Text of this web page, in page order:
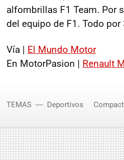
alfombrillas F1 Team. Por
del equipo de F1. Todo por
Vía | El Mundo Motor
En MotorPasion | Renault
TEMAS Deportivos